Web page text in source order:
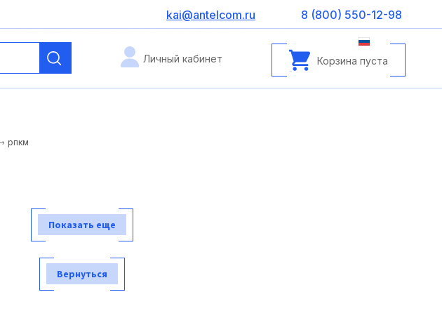
8 (800) 550-12-98
kai@antelcom.ru
Корзина пуста
Личный кабинет
рпкм
Показать еще
Вернуться